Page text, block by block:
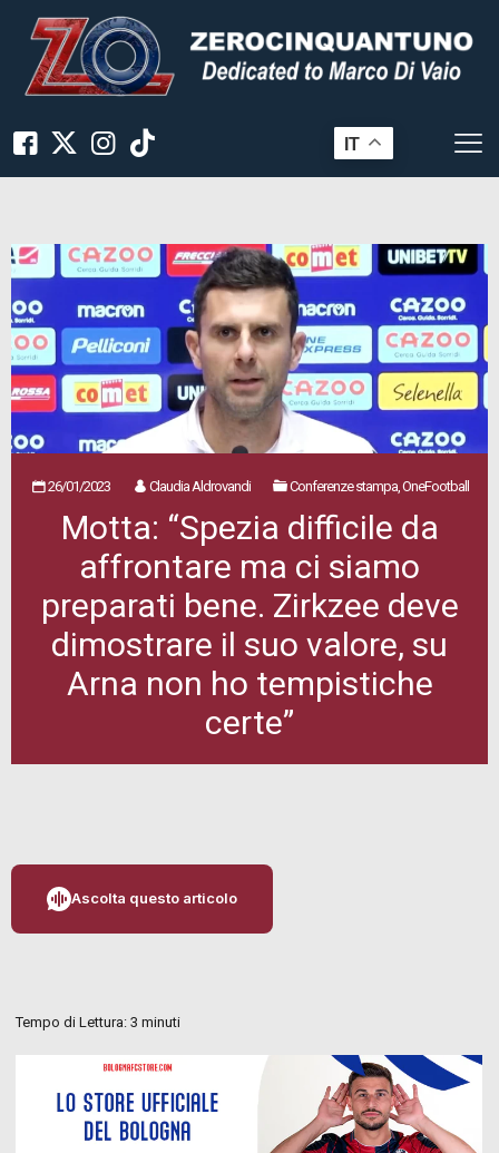
IT
26/01/2023 Claudia Aldrovandi Conferenze stampa, OneFootball
Motta: “Spezia difficile da
affrontare ma ci siamo
preparati bene. Zirkzee deve
dimostrare il suo valore, su
Arna non ho tempistiche
certe”
Ascolta questo articolo
Tempo di Lettura:3 minuti